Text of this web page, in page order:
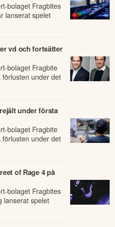
bolaget Fragbites
lanserat spelet
vd och fortsätter
bolaget Fragbite
under det
under första
bolaget Fragbite
under det
of Rage 4 på
bolaget Fragbites
lanserat spelet